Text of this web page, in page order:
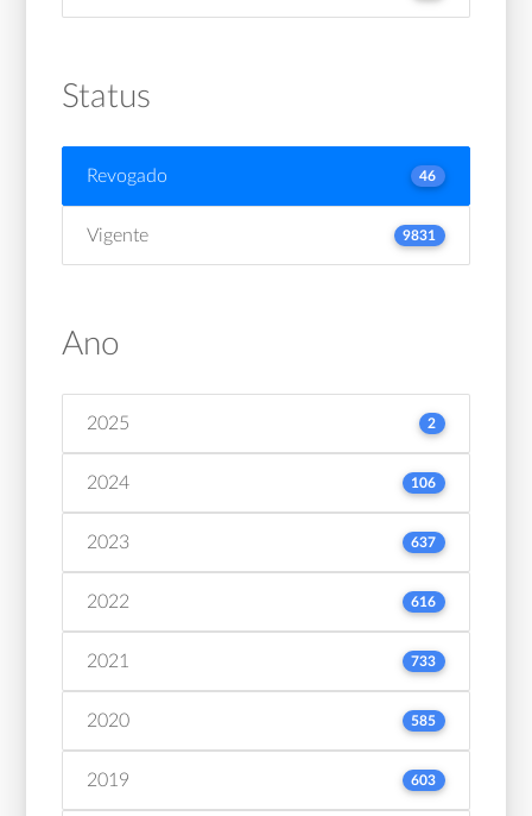
Status
Revogado 46
Vigente 9831
Ano
2025 2
2024 106
2023 637
2022 616
2021 733
2020 585
2019 603